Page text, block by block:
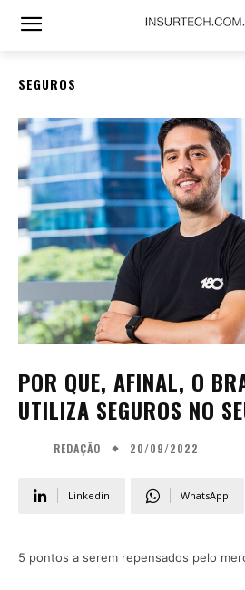
SEGUROS
POR QUE, AFINAL, O
UTILIZA SEGUROS NO
REDAÇÃO 20/09/2022
Linkedin WhatsApp
5 pontos a serem repensados pelo